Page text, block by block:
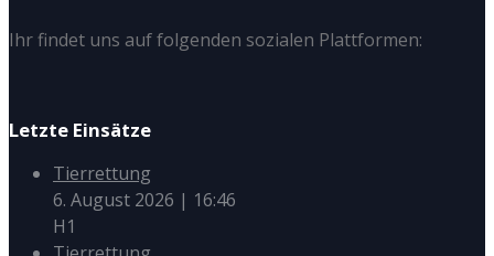
Ihr findet uns auf folgenden sozialen Plattformen:
Letzte Einsätze
Tierrettung
6. August 2026 | 16:46
H1